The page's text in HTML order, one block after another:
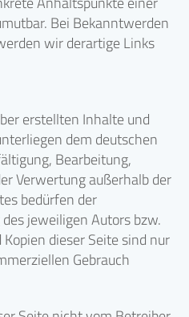
Bei Bekanntwerden
wir derartige Links
erstellten Inhalte und
dem deutschen
Bearbeitung,
Verwertung außerhalb der
bedürfen der
jeweiligen Autors bzw.
dieser Seite sind nur
Gebrauch